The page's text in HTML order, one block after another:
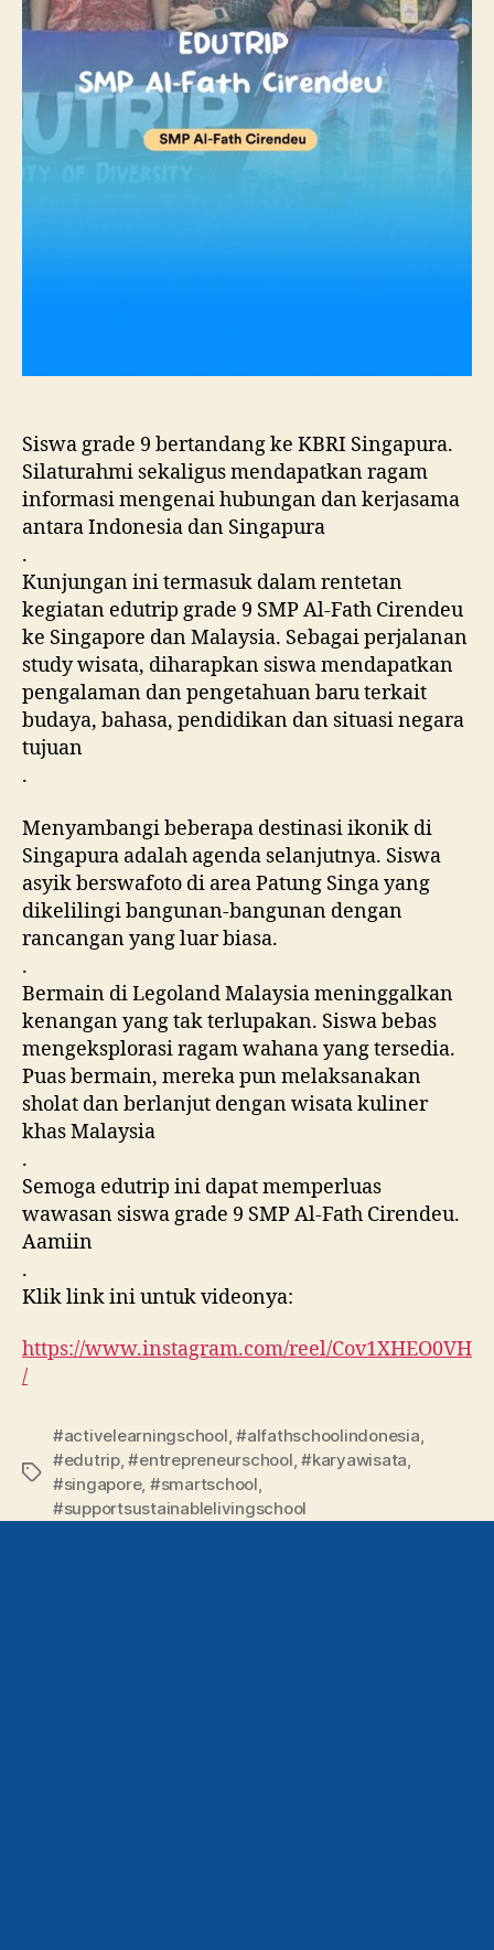
Siswa grade 9 bertandang ke KBRI Singapura.
Silaturahmi sekaligus mendapatkan ragam
informasi mengenai hubungan dan kerjasama
antara Indonesia dan Singapura
.
Kunjungan ini termasuk dalam rentetan
kegiatan edutrip grade 9 SMP Al-Fath Cirendeu
ke Singapore dan Malaysia. Sebagai perjalanan
study wisata, diharapkan siswa mendapatkan
pengalaman dan pengetahuan baru terkait
budaya, bahasa, pendidikan dan situasi negara
tujuan
.
Menyambangi beberapa destinasi ikonik di
Singapura adalah agenda selanjutnya. Siswa
asyik berswafoto di area Patung Singa yang
dikelilingi bangunan-bangunan dengan
rancangan yang luar biasa.
.
Bermain di Legoland Malaysia meninggalkan
kenangan yang tak terlupakan. Siswa bebas
mengeksplorasi ragam wahana yang tersedia.
Puas bermain, mereka pun melaksanakan
sholat dan berlanjut dengan wisata kuliner
khas Malaysia
.
Semoga edutrip ini dapat memperluas
wawasan siswa grade 9 SMP Al-Fath Cirendeu.
Aamiin
.
Klik link ini untuk videonya:
https://www.instagram.com/reel/Cov1XHEO0VH
/
#activelearningschool,#alfathschoolindonesia,
#edutrip,#entrepreneurschool,#karyawisata,
#singapore, #smartschool,
#supportsustainablelivingschool